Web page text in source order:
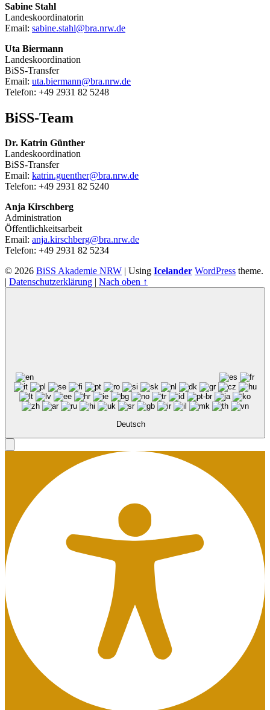
Sabine Stahl
Landeskoordinatorin
Email: sabine.stahl@bra.nrw.de
Uta Biermann
Landeskoordination
BiSS-Transfer
Email: uta.biermann@bra.nrw.de
Telefon: +49 2931 82 5248
BiSS-Team
Dr. Katrin Günther
Landeskoordination
BiSS-Transfer
Email: katrin.guenther@bra.nrw.de
Telefon: +49 2931 82 5240
Anja Kirschberg
Administration
Öffentlichkeitsarbeit
Email: anja.kirschberg@bra.nrw.de
Telefon: +49 2931 82 5234
© 2026 BiSS Akademie NRW | Using Icelander WordPress theme.
| Datenschutzerklärung | Nach oben ↑
Deutsch